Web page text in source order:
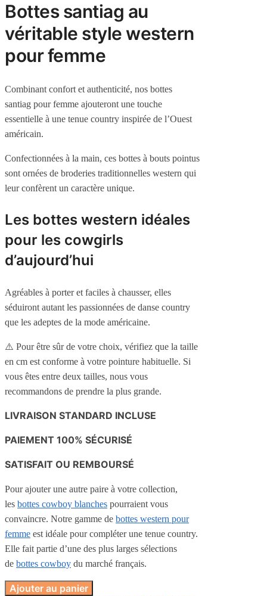
Bottes santiag au
véritable style western
pour femme
Combinant confort et authenticité, nos bottes
santiag pour femme ajouteront une touche
essentielle à une tenue country inspirée de l’Ouest
américain.
Confectionnées à la main, ces bottes à bouts pointus
sont ornées de broderies traditionnelles western qui
leur confèrent un caractère unique.
Les bottes western idéales
pour les cowgirls
d’aujourd’hui
Agréables à porter et faciles à chausser, elles
séduiront autant les passionnées de danse country
que les adeptes de la mode américaine.
⚠️ Pour être sûr de votre choix, vérifiez que la taille
en cm est conforme à votre pointure habituelle. Si
vous êtes entre deux tailles, nous vous
recommandons de prendre la plus grande.
LIVRAISON STANDARD INCLUSE
PAIEMENT 100% SÉCURISÉ
SATISFAIT OU REMBOURSÉ
Pour ajouter une autre paire à votre collection,
les bottes cowboy blanches pourraient vous
convaincre. Notre gamme de bottes western pour
femme est idéale pour compléter une tenue country.
Elle fait partie d’une des plus larges sélections
de bottes cowboy du marché français.
Ajouter au panier